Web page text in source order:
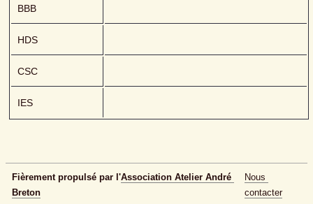
BBB
HDS
CSC
IES
Fièrement propulsé par l'Association Atelier André
Breton
Nous
contacter